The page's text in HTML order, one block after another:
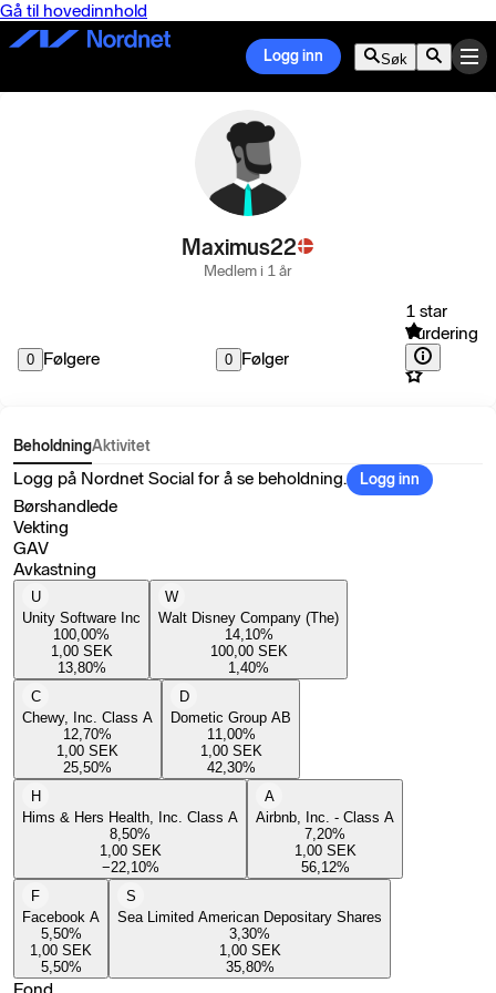
Gå til hovedinnhold
Logg inn Søk
Maximus22
Medlem i 1 år
0 Følgere 0 Følger
1 star
Vurdering
BeholdningAktivitet
Logg på Nordnet Social for å se beholdning. Logg inn
Børshandlede
Vekting
GAV
Avkastning
U
Unity Software Inc
100,00%
1,00 SEK
13,80%
W
Walt Disney Company (The)
14,10%
100,00 SEK
1,40%
C
Chewy, Inc. Class A
12,70%
1,00 SEK
25,50%
D
Dometic Group AB
11,00%
1,00 SEK
42,30%
H
Hims & Hers Health, Inc. Class A
8,50%
1,00 SEK
−22,10%
A
Airbnb, Inc. - Class A
7,20%
1,00 SEK
56,12%
F
Facebook A
5,50%
1,00 SEK
5,50%
S
Sea Limited American Depositary Shares
3,30%
1,00 SEK
35,80%